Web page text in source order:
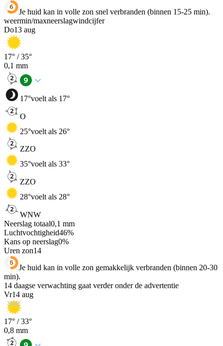
Je huid kan in volle zon snel verbranden (binnen 15-25 min).
weermin/maxneerslagwindcijfer
Do13 aug
17° /35°
0,1 mm
17°voelt als 17°
O
25°voelt als 26°
ZZO
35°voelt als 33°
ZZO
28°voelt als 28°
WNW
Neerslag totaal0,1 mm
Luchtvochtigheid46%
Kans op neerslag0%
Uren zon14
Je huid kan in volle zon gemakkelijk verbranden (binnen 20-30
min).
14 daagse verwachting gaat verder onder de advertentie
Vr14 aug
17° /33°
0,8 mm